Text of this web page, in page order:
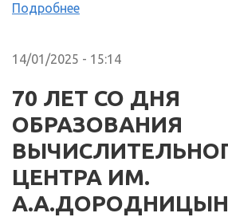
Подробнее
14/01/2025 - 15:14
70 ЛЕТ СО ДНЯ
ОБРАЗОВАНИЯ
ЦЕНТРА ИМ.